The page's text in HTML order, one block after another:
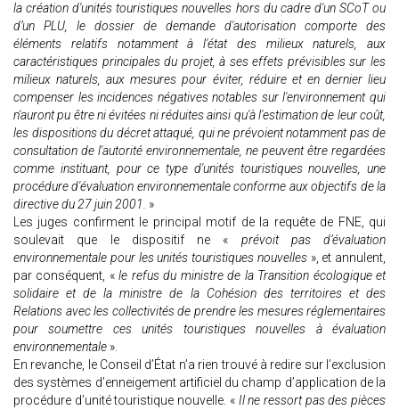
la création d'unités touristiques nouvelles hors du cadre d'un SCoT ou
d’un PLU, le dossier de demande d'autorisation comporte des
éléments relatifs notamment à l'état des milieux naturels, aux
caractéristiques principales du projet, à ses effets prévisibles sur les
milieux naturels, aux mesures pour éviter, réduire et en dernier lieu
compenser les incidences négatives notables sur l'environnement qui
n'auront pu être ni évitées ni réduites ainsi qu'à l'estimation de leur coût,
les dispositions du décret attaqué, qui ne prévoient notamment pas de
consultation de l'autorité environnementale, ne peuvent être regardées
comme instituant, pour ce type d'unités touristiques nouvelles, une
procédure d'évaluation environnementale conforme aux objectifs de la
directive du 27 juin 2001. »
Les juges confirment le principal motif de la requête de FNE, qui
soulevait que le dispositif ne « prévoit pas d’évaluation
environnementale pour les unités touristiques nouvelles », et annulent,
par conséquent, «le refus du ministre de la Transition écologique et
solidaire et de la ministre de la Cohésion des territoires et des
Relations avec les collectivités de prendre les mesures réglementaires
pour soumettre ces unités touristiques nouvelles à évaluation
environnementale ».
En revanche, le Conseil d’État n’a rien trouvé à redire sur l’exclusion
des systèmes d’enneigement artificiel du champ d’application de la
procédure d’unité touristique nouvelle. « Il ne ressort pas des pièces